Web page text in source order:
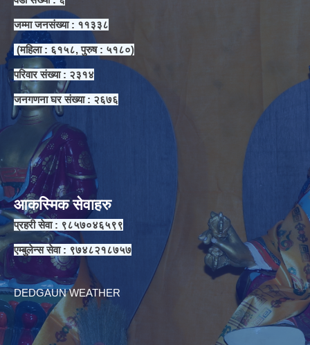
जम्मा जनसंख्या : ११३३८
(महिला : ६१५८, पुरुष : ५१८०)
परिवार संख्या : २३१४
जनगणना घर संख्या : २६७६
आकस्मिक सेवाहरु
प्रहरी सेवा : ९८५७०४६५९९
एम्बुलेन्स सेवा : ९७४८२१८७५७
DEDGAUN WEATHER